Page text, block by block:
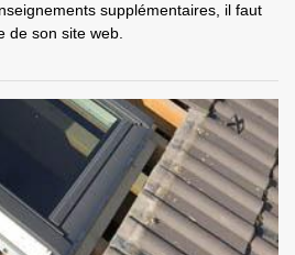
supplémentaires, il faut
de son site web.